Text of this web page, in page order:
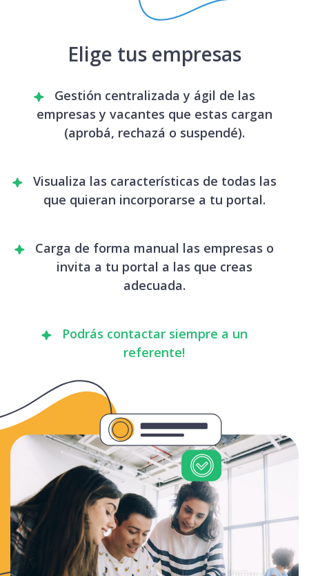
Elige tus empresas
Gestión centralizada y ágil de las
empresas y vacantes que estas cargan
(aprobá, rechazá o suspendé).
Visualiza las características de todas las
que quieran incorporarse a tu portal.
Carga de forma manual las empresas o
invita a tu portal a las que creas
adecuada.
Podrás contactar siempre a un
referente!